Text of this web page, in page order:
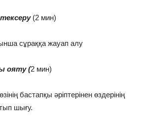
(2 мин)
сұраққа жауап алу
ояту (2 мин)
бастапқы әріптерінен өздерінің
шығу.